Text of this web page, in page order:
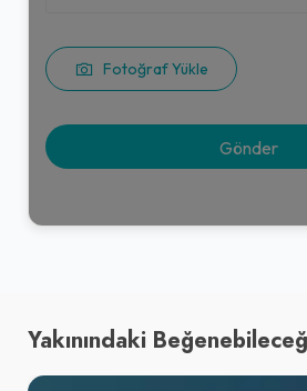
Fotoğraf Yükle
Yakınındaki